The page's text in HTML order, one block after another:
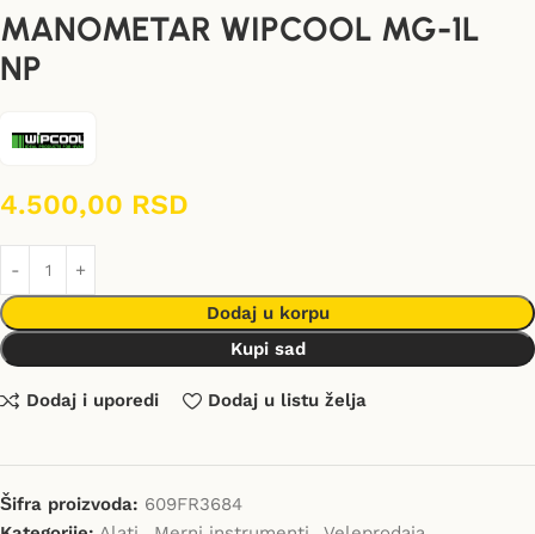
MANOMETAR WIPCOOL MG-1L
NP
4.500,00 RSD
Dodaj u korpu
Kupi sad
Dodaj i uporedi Dodaj u listu želja
Šifra proizvoda: 609FR3684